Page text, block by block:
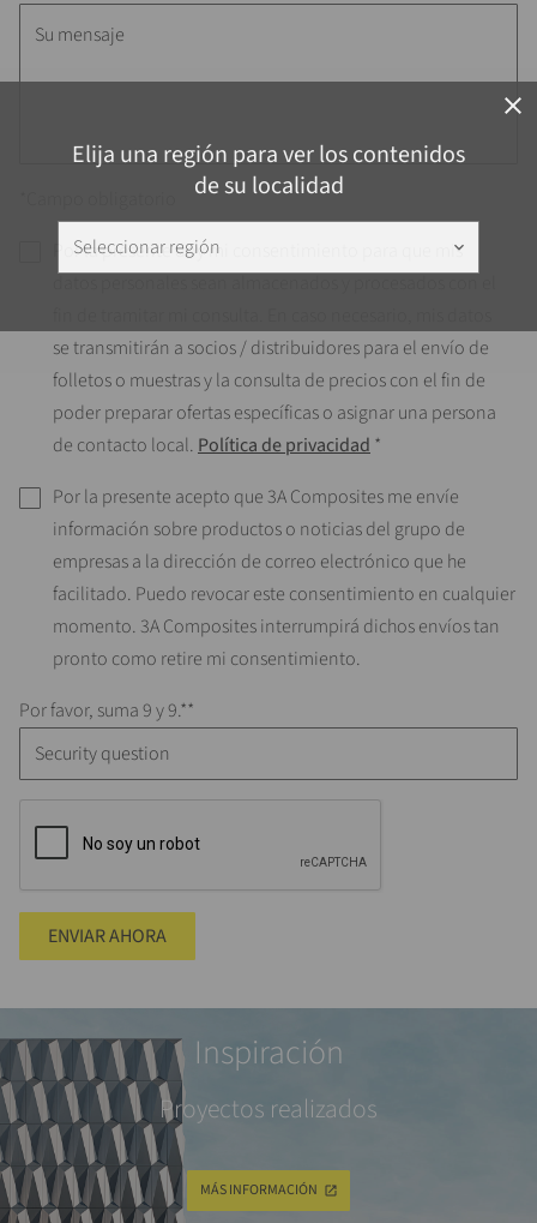
close
Elija una región para ver los contenidos
de su localidad
Seleccionar región keyboard_arrow_down
Por la presente doy mi consentimiento para que mis
se transmitirán a socios / distribuidores para el envío de
folletos o muestras y la consulta de precios con el fin de
poder preparar ofertas específicas o asignar una persona
de contacto local. Política de privacidad *
Por la presente acepto que 3A Composites me envíe
información sobre productos o noticias del grupo de
empresas a la dirección de correo electrónico que he
facilitado. Puedo revocar este consentimiento en cualquier
momento. 3A Composites interrumpirá dichos envíos tan
pronto como retire mi consentimiento.
Por favor, suma 9 y 9.*
ENVIAR AHORA
Inspiración
Proyectos realizados
MÁS INFORMACIÓN